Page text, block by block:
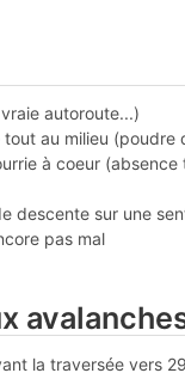
autoroute...)
au milieu
à coeur
descente sur une
pas mal
la traversée vers